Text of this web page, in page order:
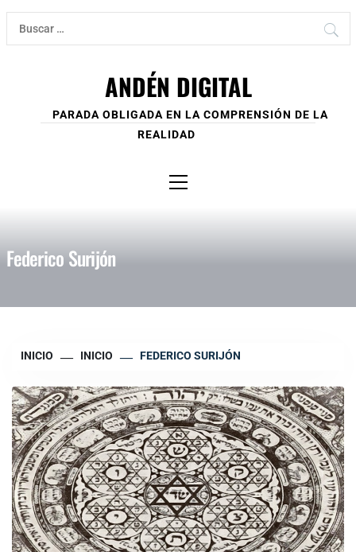
Ir
contenido
Buscar:
ANDÉN DIGITAL
PARADA OBLIGADA EN LA COMPRENSIÓN DE LA
REALIDAD
principal
Federico Surijón
INICIO INICIO FEDERICO SURIJÓN